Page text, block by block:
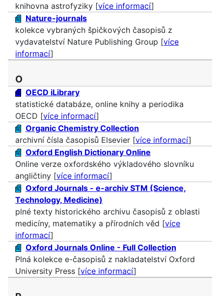
knihovna astrofyziky [více informací]
Nature-journals
kolekce vybraných špičkových časopisů z
vydavatelství Nature Publishing Group [více
informací]
O
OECD iLibrary
statistické databáze, online knihy a periodika
OECD [více informací]
Organic Chemistry Collection
archivní čísla časopisů Elsevier [více informací]
Oxford English Dictionary Online
Online verze oxfordského výkladového slovníku
angličtiny [více informací]
Oxford Journals - e-archiv STM (Science,
Technology, Medicine)
plné texty historického archivu časopisů z oblasti
medicíny, matematiky a přírodních věd [více
informací]
Oxford Journals Online - Full Collection
Plná kolekce e-časopisů z nakladatelství Oxford
University Press [více informací]